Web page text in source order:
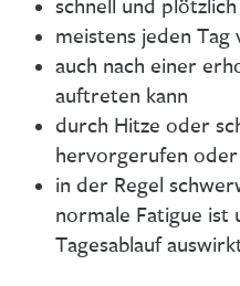
schnell und
meistens jeden
auch nach einer
auftreten kann
durch Hitze oder
hervorgerufen
in der Regel
normale Fatigue ist
Tagesablauf